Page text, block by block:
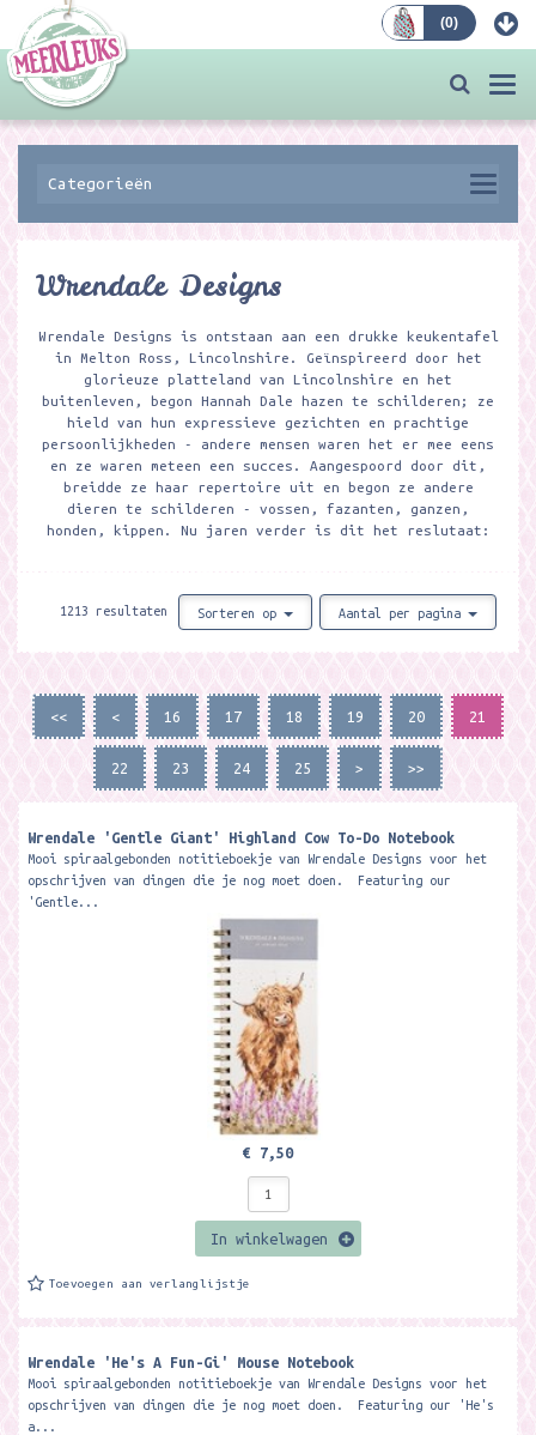
(0)
Categorieën
Wrendale Designs
Wrendale Designs is ontstaan aan een drukke keukentafel
in Melton Ross, Lincolnshire. Geïnspireerd door het
glorieuze platteland van Lincolnshire en het
buitenleven, begon Hannah Dale hazen te schilderen; ze
hield van hun expressieve gezichten en prachtige
persoonlijkheden - andere mensen waren het er mee eens
en ze waren meteen een succes. Aangespoord door dit,
breidde ze haar repertoire uit en begon ze andere
dieren te schilderen - vossen, fazanten, ganzen,
honden, kippen. Nu jaren verder is dit het reslutaat:
1213 resultaten Sorteren op Aantal per pagina
<< < 16 17 18 19 20 21
22 23 24 25 > >>
Wrendale 'Gentle Giant' Highland Cow To-Do Notebook
Mooi spiraalgebonden notitieboekje van Wrendale Designs voor het
opschrijven van dingen die je nog moet doen. Featuring our
'Gentle...
€ 7,50
In winkelwagen
Toevoegen aan verlanglijstje
Wrendale 'He's A Fun-Gi' Mouse Notebook
Mooi spiraalgebonden notitieboekje van Wrendale Designs voor het
opschrijven van dingen die je nog moet doen. Featuring our 'He's
a...